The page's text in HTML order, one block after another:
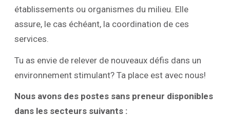
établissements ou organismes du milieu. Elle
assure, le cas échéant, la coordination de ces
services.
Tu as envie de relever de nouveaux défis dans un
environnement stimulant? Ta place est avec nous!
Nous avons des postes sans preneur disponibles
dans les secteurs suivants :